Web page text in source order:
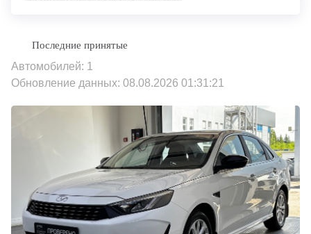
Автомобилей: 1
Обновление данных: 08.08.2026 01:31:21